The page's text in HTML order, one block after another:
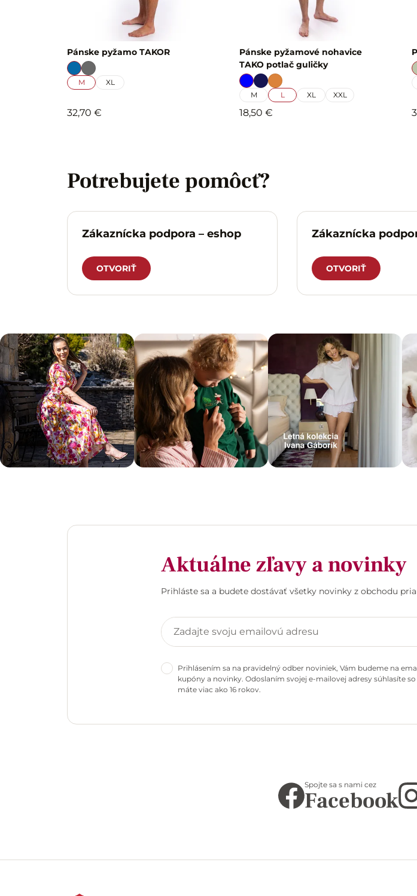
Pánske pyžamo TAKOR
M XL
32,70 €
Pánske pyžamové nohavice
TAKO potlač guličky
M L XL XXL
18,50 €
Potrebujete pomôcť?
Zákaznícka podpora – eshop
OTVORIŤ
Zákaznícka
OTVORIŤ
Aktuálne zľavy a novinky
Prihláste sa a budete dostávať všetky novinky z obchodu
Prihlásením sa na pravidelný odber noviniek, Vám budeme na
kupóny a novinky. Odoslaním svojej e-mailovej adresy súhlasíte
máte viac ako 16 rokov.
Spojte sa s nami cez
Facebook